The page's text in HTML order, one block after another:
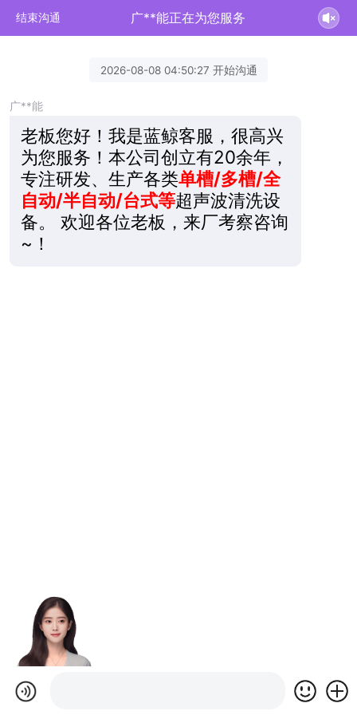
结束沟通 广**能正在为您服务
2026-08-08 04:50:27 开始沟通
广**能
老板您好！我是蓝鲸客服，很高兴
为您服务！本公司创立有20余年，
专注研发、生产各类单槽/多槽/全
自动/半自动/台式等超声波清洗设
备。 欢迎各位老板，来厂考察咨询
~！